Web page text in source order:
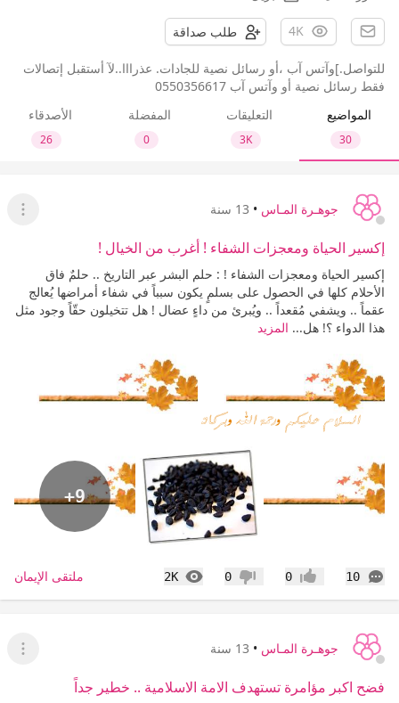
4K طلب صداقة
للتواصل.]وآتس آب ،أو رسائل نصية للجادات. عذرااا..لآ أستقبل إتصالات
فقط رسائل نصية أو وآتس آب 0550356617
المواضيع
30
التعليقات
3K
المفضلة
0
الأصدقاء
26
جوهـرة المـاس • 13 سنة
عرض
إكسير الحياة ومعجزات الشفاء ! أغرب من الخيال !
إكسير الحياة ومعجزات الشفاء ! : حلم البشر عبر التاريخ .. حلمٌ فاق
الأحلام كلها في الحصول على بسلمٍ يكون سبباً في شفاء أمراضها يُعالج
عقماً .. ويشفي مُقعداً .. ويُبرئ من داءٍ عضال ! هل تتخيلون حقّاً وجود مثل
هذا الدواء ؟! هل... المزيد
+9
10
التعليقات إعجاب0 عدم إعجاب
0
2K
المشاهدات ملتقى الإيمان
جوهـرة المـاس • 13 سنة
عرض
فضح اكبر مؤامرة تستهدف الامة الاسلامية .. خطير جداً